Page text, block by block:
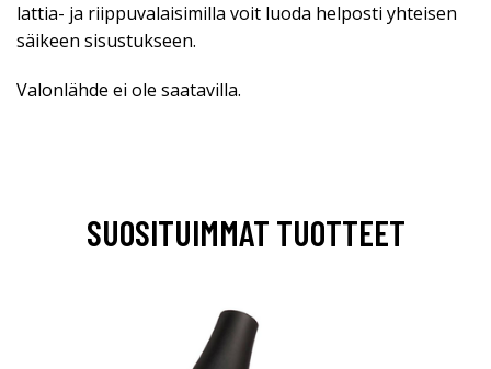
lattia- ja riippuvalaisimilla voit luoda helposti yhteisen
säikeen sisustukseen.
Valonlähde ei ole saatavilla.
SUOSITUIMMAT TUOTTEET